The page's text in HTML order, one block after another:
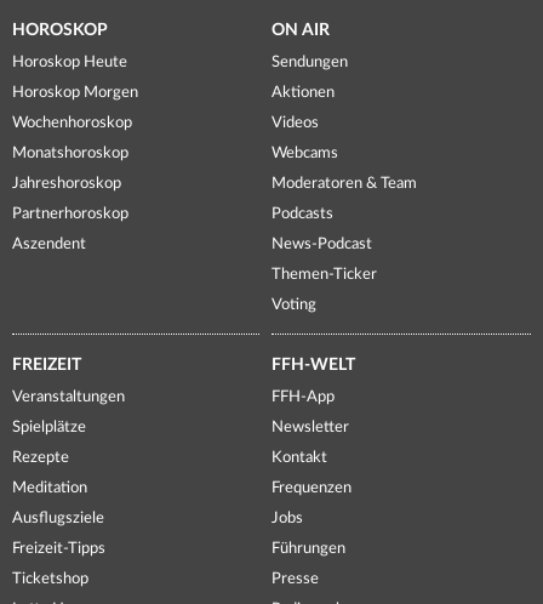
HOROSKOP
Horoskop Heute
Horoskop Morgen
Wochenhoroskop
Monatshoroskop
Jahreshoroskop
Partnerhoroskop
Aszendent
ON AIR
Sendungen
Aktionen
Videos
Webcams
Moderatoren & Team
Podcasts
News-Podcast
Themen-Ticker
Voting
FREIZEIT
Veranstaltungen
Spielplätze
Rezepte
Meditation
Ausflugsziele
Freizeit-Tipps
Ticketshop
FFH-WELT
FFH-App
Newsletter
Kontakt
Frequenzen
Jobs
Führungen
Presse